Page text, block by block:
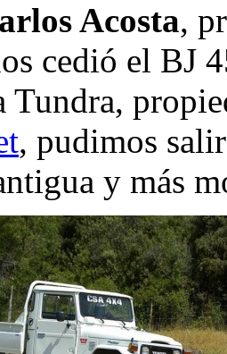
Acosta,
cedió el BJ
Tundra,
, pudimos
y más